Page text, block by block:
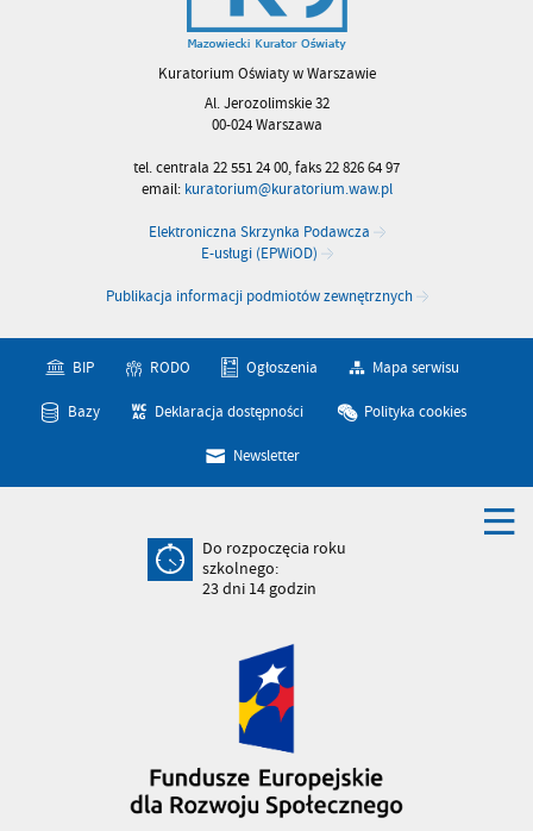
Kuratorium Oświaty w Warszawie
Al. Jerozolimskie 32
00-024 Warszawa
tel. centrala 22 551 24 00, faks 22 826 64 97
email: kuratorium@kuratorium.waw.pl
Elektroniczna Skrzynka Podawcza
E-usługi (EPWiOD)
Publikacja informacji podmiotów zewnętrznych
BIP RODO Ogłoszenia Mapa serwisu
Bazy Deklaracja dostępności Polityka cookies
Newsletter
Do rozpoczęcia roku
szkolnego:
23dni 14godzin